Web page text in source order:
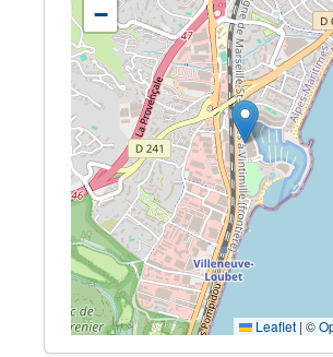
−
Leaflet | ©